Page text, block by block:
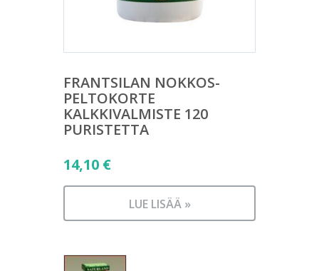
FRANTSILAN NOKKOS-
PELTOKORTE
KALKKIVALMISTE 120
PURISTETTA
14,10 €
LUE LISÄÄ »